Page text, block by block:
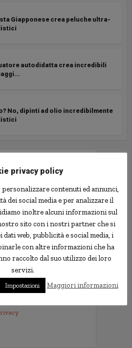
Giapponese crea peluche ultra-
autodidatta crea incredibili
No, dipinti ad olio incredibilmente
più strane
è il blog che dal 2003
notizie più incredibili, strane,
fatti imbarazzanti,
prodotti assurdi, ricerche
privacy policy
contenuti ed annunci,
dei social media e per analizzare il
inoltre alcuni informazioni sul
sito con i nostri partner che si
dati web, pubblicità e social media, i
con altre informazioni che ha
raccolto dal suo utilizzo dei loro
servizi.
Impostazioni Maggiori informazioni